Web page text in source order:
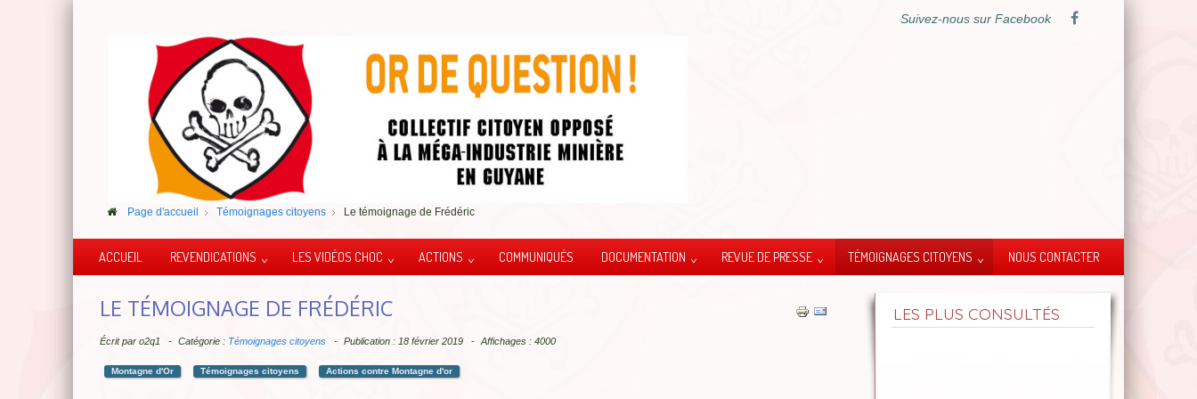
Page d'accueil Témoignages citoyens Le témoignage de Frédéric
Suivez-nous sur Facebook
ACCUEIL REVENDICATIONS LES VIDÉOS CHOC ACTIONS COMMUNIQUÉS DOCUMENTATION REVUE DE PRESSE TÉMOIGNAGES CITOYENS NOUS CONTACTER
LE TÉMOIGNAGE DE FRÉDÉRIC
Écrit par o2q1 Catégorie : Témoignages citoyens Publication : 18 février 2019 Affichages : 4000
Montagne d'Or Témoignages citoyens Actions contre Montagne d'or
LES PLUS CONSULTÉS